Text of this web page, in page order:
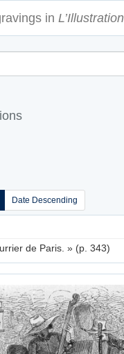
in L’Illustration
Date Descending
de Paris. » (p. 343)